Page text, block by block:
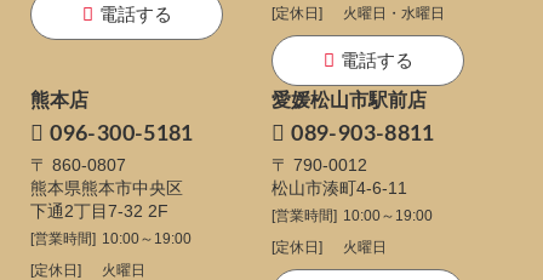
電話する
[定休日]
火曜日・水曜日
電話する
熊本店
096-300-5181
〒 860-0807
熊本県熊本市中央区
下通2丁目7-32 2F
[営業時間] 10:00～19:00
[定休日]
火曜日
愛媛松山市駅前店
089-903-8811
〒 790-0012
松山市湊町4-6-11
[営業時間] 10:00～19:00
[定休日]
火曜日